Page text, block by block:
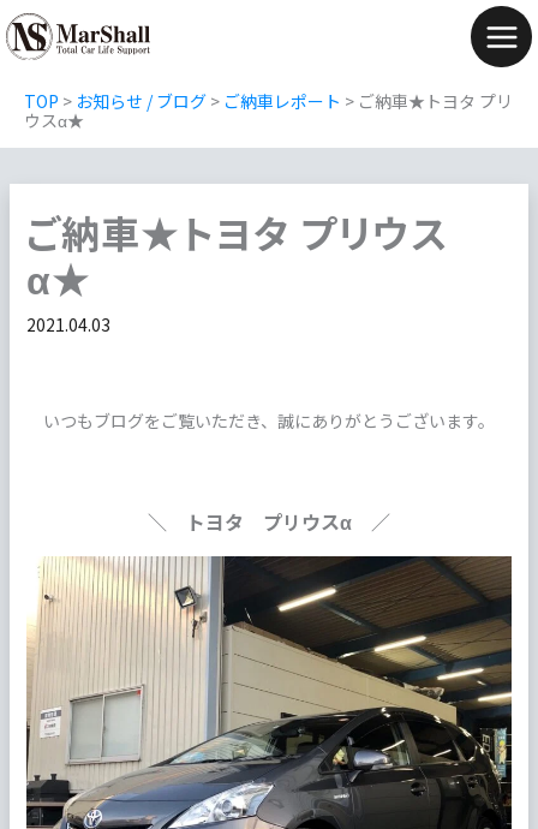
内
容
キ
ッ
TOP > お知らせ / ブログ > ご納車レポート > ご納車★トヨタ プリ
ウスα★
ご納車★トヨタ プリウス
α★
2021.04.03
いつもブログをご覧いただき、誠にありがとうございます。
＼ トヨタ プリウスα ／